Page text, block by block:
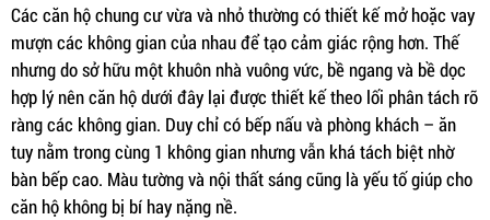
Các căn hộ chung cư vừa và nhỏ thường có thiết kế mở hoặc vay
mượn các không gian của nhau để tạo cảm giác rộng hơn. Thế
nhưng do sở hữu một khuôn nhà vuông vức, bề ngang và bề dọc
hợp lý nên căn hộ dưới đây lại được thiết kế theo lối phân tách rõ
ràng các không gian. Duy chỉ có bếp nấu và phòng khách – ăn
tuy nằm trong cùng 1 không gian nhưng vẫn khá tách biệt nhờ
bàn bếp cao. Màu tường và nội thất sáng cũng là yếu tố giúp cho
căn hộ không bị bí hay nặng nề.